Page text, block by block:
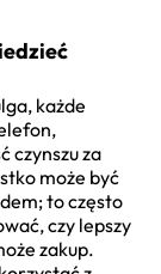
każde
czynszu za
może być
to często
czy lepszy
zakup.